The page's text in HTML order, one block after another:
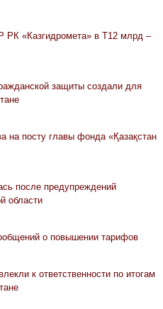
«Казгидромета» в Т12 млрд –
защиты создали для
на посту главы фонда «Қазақстан
после предупреждений
области
о повышении тарифов
к ответственности по итогам